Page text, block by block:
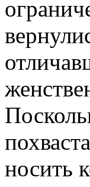
носить